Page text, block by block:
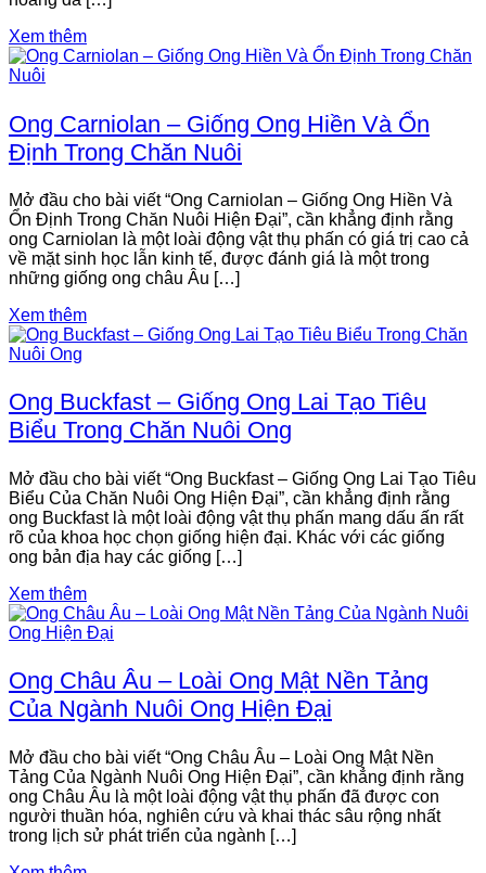
Xem thêm
Ong Carniolan – Giống Ong Hiền Và Ổn
Định Trong Chăn Nuôi
Mở đầu cho bài viết “Ong Carniolan – Giống Ong Hiền Và
Ổn Định Trong Chăn Nuôi Hiện Đại”, cần khẳng định rằng
ong Carniolan là một loài động vật thụ phấn có giá trị cao cả
về mặt sinh học lẫn kinh tế, được đánh giá là một trong
những giống ong châu Âu […]
Xem thêm
Ong Buckfast – Giống Ong Lai Tạo Tiêu
Biểu Trong Chăn Nuôi Ong
Mở đầu cho bài viết “Ong Buckfast – Giống Ong Lai Tạo Tiêu
Biểu Của Chăn Nuôi Ong Hiện Đại”, cần khẳng định rằng
ong Buckfast là một loài động vật thụ phấn mang dấu ấn rất
rõ của khoa học chọn giống hiện đại. Khác với các giống
ong bản địa hay các giống […]
Xem thêm
Ong Châu Âu – Loài Ong Mật Nền Tảng
Của Ngành Nuôi Ong Hiện Đại
Mở đầu cho bài viết “Ong Châu Âu – Loài Ong Mật Nền
Tảng Của Ngành Nuôi Ong Hiện Đại”, cần khẳng định rằng
ong Châu Âu là một loài động vật thụ phấn đã được con
người thuần hóa, nghiên cứu và khai thác sâu rộng nhất
trong lịch sử phát triển của ngành […]